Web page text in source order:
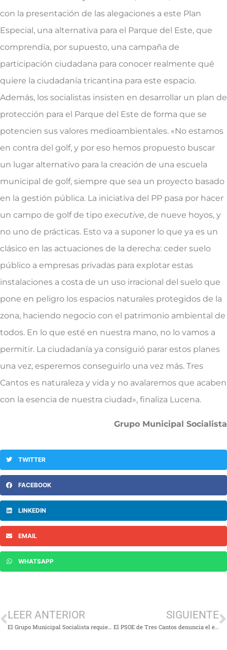
con la presentación de las alegaciones a este Plan
Especial, una alternativa para el Parque del Este, que
comprendía, por supuesto, una campaña de
participación ciudadana para conocer realmente qué
quiere la ciudadanía tricantina para este espacio.
Además, los socialistas insisten en desarrollar un plan de
protección para el Parque del Este de forma que se
potencien sus valores medioambientales. «No estamos
en contra del golf, y por eso hemos propuesto buscar
un lugar alternativo para la creación de una escuela
municipal de golf, siempre que sea un proyecto basado
en la gestión pública. La iniciativa del PP pasa por hacer
un campo de golf de tipo executive, de nueve hoyos, y
no uno de prácticas. Esto va a suponer lo que ya es un
clásico en las actuaciones de la derecha: ceder suelo
público a empresas privadas para explotar estas
instalaciones a costa de un uso irracional del suelo que
pone en peligro los espacios naturales protegidos de la
zona, haciendo negocio con el patrimonio ambiental de
todos. En lo que esté en nuestra mano, no lo vamos a
permitir. La ciudadanía ya consiguió parar estos planes
una vez, esperemos conseguirlo una vez más. Tres
Cantos es naturaleza y vida y no avalaremos que acaben
con la esencia de nuestra ciudad», finaliza Lucena.
Grupo Municipal Socialista
TWITTER
FACEBOOK
LINKEDIN
EMAIL
WHATSAPP
LEER ANTERIOR
El Grupo Municipal Socialista requiere formalmente al equipo de gobierno una batería de documentación sobre el incendio de Tres Cantos
SIGUIENTE
El PSOE de Tres Cantos denuncia el empeoramiento del estado de conservación del gimnasio exterior del Gabriel Parellada